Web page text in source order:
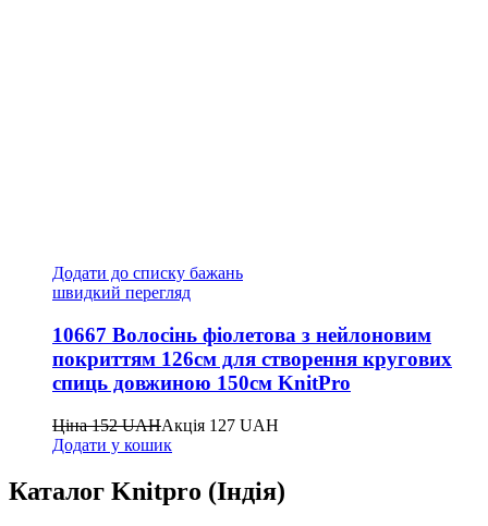
Додати до списку бажань
швидкий перегляд
10667 Волосінь фіолетова з нейлоновим
покриттям 126см для створення кругових
спиць довжиною 150см KnitPro
Ціна152UAHАкція 127 UAH
Додати у кошик
Каталог Knitpro (Індія)